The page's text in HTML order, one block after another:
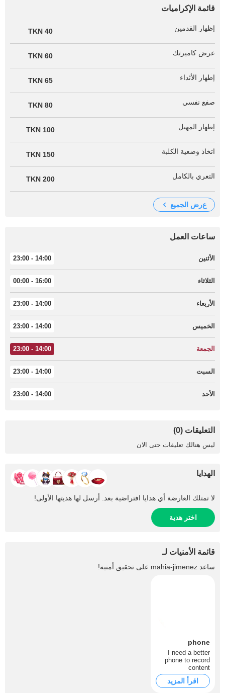
قائمة الإكراميات
إظهار القدمين 40 TKN
عرض كاميرتك 60 TKN
إطهار الأثداء 65 TKN
صفع نفسي 80 TKN
إظهار المهبل 100 TKN
اتخاذ وضعية الكلبة 150 TKN
التعري بالكامل 200 TKN
عرض الجميع
ساعات العمل
الأثنين 14:00 - 23:00
الثلاثاء 16:00 - 00:00
الأربعاء 14:00 - 23:00
الخميس 14:00 - 23:00
الجمعة 14:00 - 23:00
السبت 14:00 - 23:00
الأحد 14:00 - 23:00
التعليقات (0)
ليس هنالك تعليقات حتى الان
الهدايا
لا تمتلك العارضة أي هدايا افتراضية بعد. أرسل لها هديتها الأولى!
اختر هدية
قائمة الأمنيات لـ
ساعد mahia-jimenez على تحقيق أمنية!
phone
I need a better
phone to record
content
اقرأ المزيد